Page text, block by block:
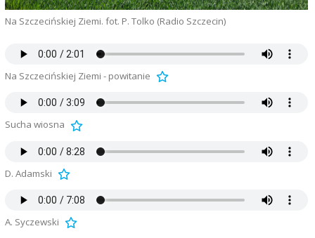
Na Szczecińskiej Ziemi. fot. P. Tolko (Radio Szczecin)
Na Szczecińskiej Ziemi - powitanie
Sucha wiosna
D. Adamski
A. Syczewski